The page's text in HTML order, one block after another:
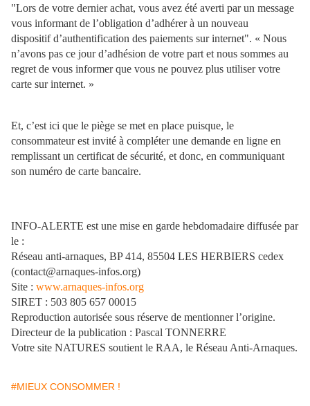
"Lors de votre dernier achat, vous avez été averti par un message
vous informant de l’obligation d’adhérer à un nouveau
dispositifd’authentification des paiements sur internet". « Nous
n’avons pas ce jourd’adhésion de votre part et nous sommes au
regret de vous informer que vous ne pouvez plus utiliser votre
carte sur internet. »
Et, c’est ici que le piège se met en place puisque, le
consommateur est invité à compléter une demande en ligne en
remplissant un certificat de sécurité, et donc, en communiquant
son numéro de carte bancaire.
INFO-ALERTE est une mise en garde hebdomadaire diffusée par
le :
Réseau anti-arnaques, BP 414, 85504 LES HERBIERS cedex
(contact@arnaques-infos.org)
Site : www.arnaques-infos.org
SIRET : 503 805 657 00015
Reproduction autorisée sous réserve de mentionner l’origine.
Directeur de la publication : Pascal TONNERRE
Votre site NATURES soutient le RAA, le Réseau Anti-Arnaques.
#MIEUX CONSOMMER !